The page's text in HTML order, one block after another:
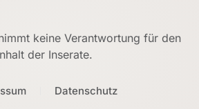
keine Verantwortung für den
der Inserate.
Datenschutz